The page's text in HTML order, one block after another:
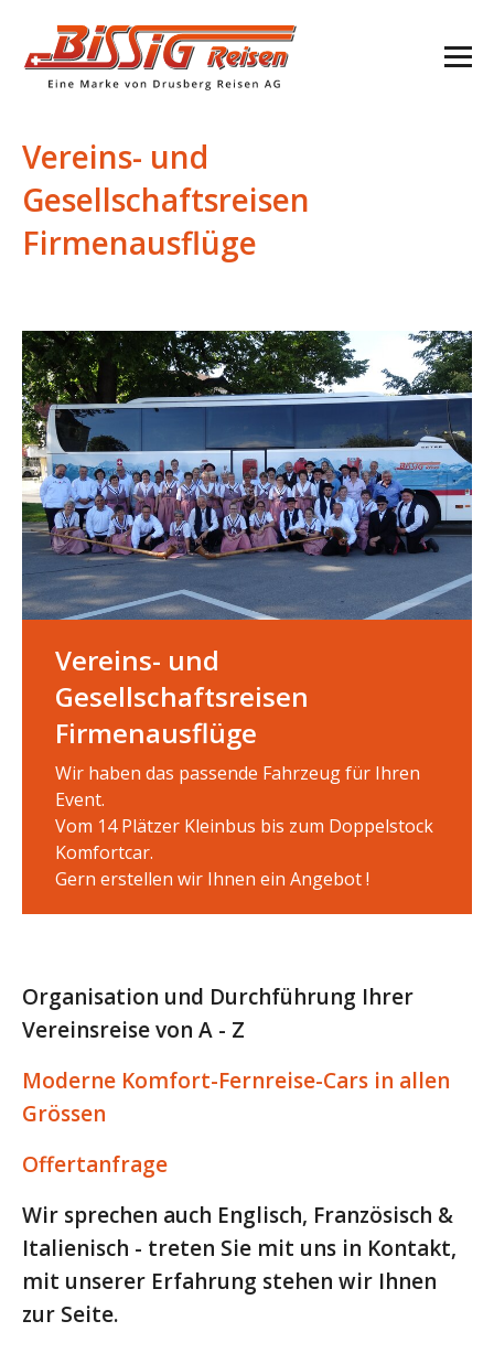
Vereins- und
Gesellschaftsreisen
Firmenausflüge
Vereins- und
Gesellschaftsreisen
Firmenausflüge
Wir haben das passende Fahrzeug für Ihren
Event.
Vom 14 Plätzer Kleinbus bis zum Doppelstock
Komfortcar.
Gern erstellen wir Ihnen ein Angebot !
Organisation und Durchführung Ihrer
Vereinsreise von A - Z
Moderne Komfort-Fernreise-Cars in allen
Grössen
Offertanfrage
Wir sprechen auch Englisch, Französisch &
Italienisch - treten Sie mit uns in Kontakt,
mit unserer Erfahrung stehen wir Ihnen
zur Seite.